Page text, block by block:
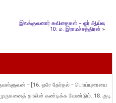
இலக்குவனார் கவிதைகள் – ஓர் ஆய்வு
10: ம. இராமச்சந்திரன் »
– [16. ஒரே தேர்தல் – பொய்யுரையை
தாலின் கண்டிக்க வேண்டும். 18. குடி